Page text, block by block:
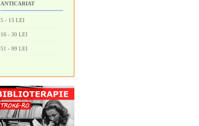
ANTICARIAT
5 - 15 LEI
16 - 30 LEI
51 - 99 LEI